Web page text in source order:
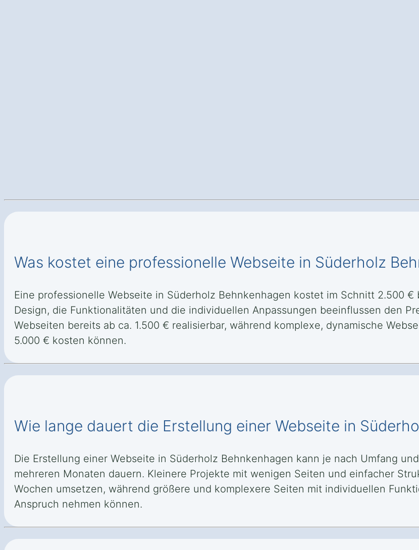
Was kostet eine professionelle Webseite in Süderholz
Eine professionelle Webseite in Süderholz Behnkenhagen kostet im Schnitt 2.500 €
Design, die Funktionalitäten und die individuellen Anpassungen beeinflussen den
Webseiten bereits ab ca. 1.500 € realisierbar, während komplexe, dynamische
5.000 € kosten können.
Wie lange dauert die Erstellung einer Webseite in
Die Erstellung einer Webseite in Süderholz Behnkenhagen kann je nach Umfang
mehreren Monaten dauern. Kleinere Projekte mit wenigen Seiten und einfacher
Wochen umsetzen, während größere und komplexere Seiten mit individuellen
Anspruch nehmen können.